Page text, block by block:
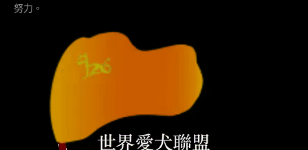
努力。